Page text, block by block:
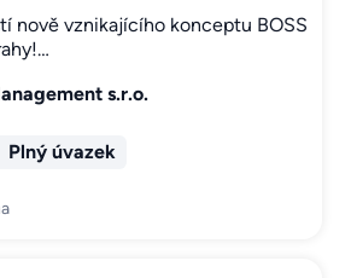
nově vznikajícího konceptu BOSS
s.r.o.
Plný úvazek